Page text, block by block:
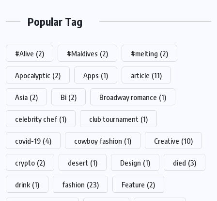
Popular Tag
#Alive (2) #Maldives (2) #melting (2)
Apocalyptic (2) Apps (1) article (11)
Asia (2) Bi (2) Broadway romance (1)
celebrity chef (1) club tournament (1)
covid-19 (4) cowboy fashion (1) Creative (10)
crypto (2) desert (1) Design (1) died (3)
drink (1) fashion (23) Feature (2)